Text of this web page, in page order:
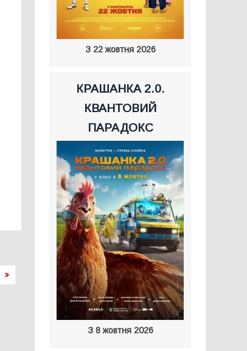
З 22 жовтня 2026
КРАШАНКА 2.0.
КВАНТОВИЙ
ПАРАДОКС
З 8 жовтня 2026